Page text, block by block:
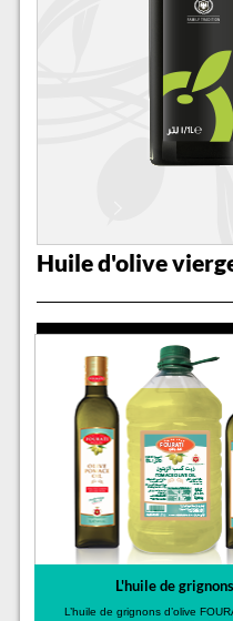
Huile d'olive
DESCRIPTION
L’huile d’olive vierge
mécaniques. C’est une
Acidité inférieur à 0.8%
L'huile de
L’huile de grignons d’olive